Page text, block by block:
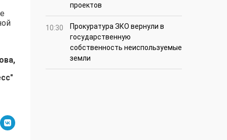
проектов
10:30
Прокуратура ЗКО вернули в
государственную
собственность неиспользуемые
земли